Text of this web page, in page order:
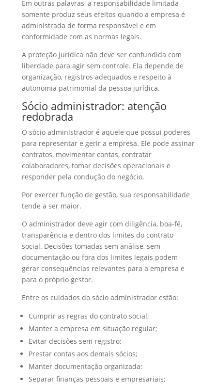
Em outras palavras, a responsabilidade limitada
somente produz seus efeitos quando a empresa é
administrada de forma responsável e em
conformidade com as normas legais.
A proteção jurídica não deve ser confundida com
liberdade para agir sem controle. Ela depende de
organização, registros adequados e respeito à
autonomia patrimonial da pessoa jurídica.
Sócio administrador: atenção
redobrada
O sócio administrador é aquele que possui poderes
para representar e gerir a empresa. Ele pode assinar
contratos, movimentar contas, contratar
colaboradores, tomar decisões operacionais e
responder pela condução do negócio.
Por exercer função de gestão, sua responsabilidade
tende a ser maior.
O administrador deve agir com diligência, boa-fé,
transparência e dentro dos limites do contrato
social. Decisões tomadas sem análise, sem
documentação ou fora dos limites legais podem
gerar consequências relevantes para a empresa e
para o próprio gestor.
Entre os cuidados do sócio administrador estão:
Cumprir as regras do contrato social;
Manter a empresa em situação regular;
Evitar decisões sem registro;
Prestar contas aos demais sócios;
Manter documentação organizada;
Separar finanças pessoais e empresariais;